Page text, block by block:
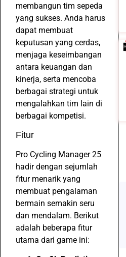
membangun tim sepeda
yang sukses. Anda harus
dapat membuat
keputusan yang cerdas,
menjaga keseimbangan
antara keuangan dan
kinerja, serta mencoba
berbagai strategi untuk
mengalahkan tim lain di
berbagai kompetisi.
Fitur
Pro Cycling Manager 25
hadir dengan sejumlah
fitur menarik yang
membuat pengalaman
bermain semakin seru
dan mendalam. Berikut
adalah beberapa fitur
utama dari game ini: